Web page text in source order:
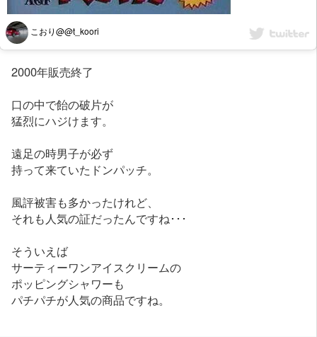
こおり@@t_koori
2000年販売終了
口の中で飴の破片が
猛烈にハジけます。
遠足の時男子が必ず
持って来ていたドンパッチ。
風評被害も多かったけれど、
それも人気の証だったんですね･･･
そういえば
サーティーワンアイスクリームの
ポッピングシャワーも
パチパチが人気の商品ですね。